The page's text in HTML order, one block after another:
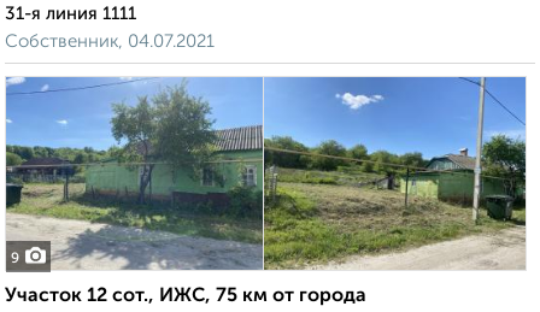
31-я линия 1111
Собственник, 04.07.2021
9
Участок 12 сот., ИЖС, 75 км от города